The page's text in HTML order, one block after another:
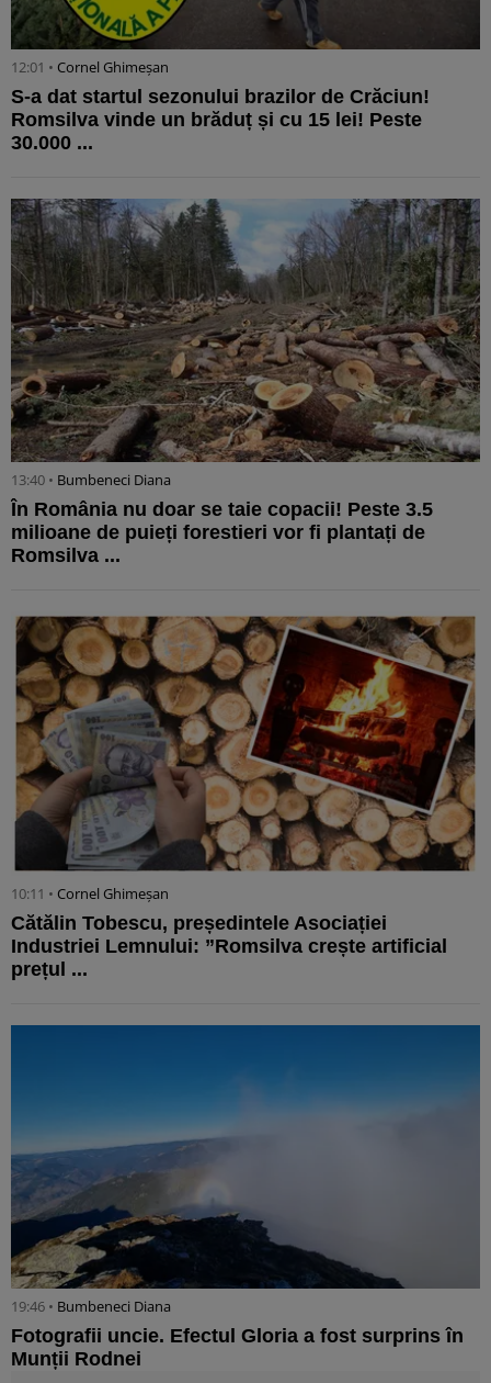
12:01 • Cornel Ghimeșan
S-a dat startul sezonului brazilor de Crăciun!
Romsilva vinde un brăduț și cu 15 lei! Peste
30.000 ...
13:40 • Bumbeneci Diana
În România nu doar se taie copacii! Peste 3.5
milioane de puieți forestieri vor fi plantați de
Romsilva ...
10:11 • Cornel Ghimeșan
Cătălin Tobescu, președintele Asociației
Industriei Lemnului: ”Romsilva crește artificial
prețul ...
19:46 • Bumbeneci Diana
Fotografii uncie. Efectul Gloria a fost surprins în
Munții Rodnei